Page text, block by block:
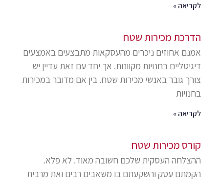
לקריאה »
הדרכת מכירות שטח
אמנם אחוזים ניכרים מהעסקאות מתבצעים באמצעים
דיגיטליים בחנויות מקוונות. אך יחד עם זאת עדיין יש
צורך גובר באנשי מכירות שטח. בין אם מדובר במכירות
בחנויות
לקריאה »
קורס מכירות שטח
ההצלחה העסקית שלכם חשובה מאוד. לא פלא.
הקמתם עסק והשקעתם בו משאבים רבים ואת מרבית